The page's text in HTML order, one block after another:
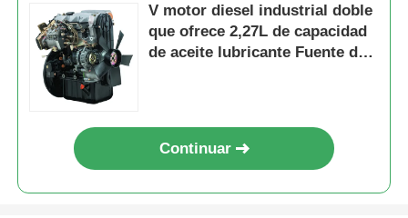
V motor diesel industrial doble
que ofrece 2,27L de capacidad
de aceite lubricante Fuente de
Continuar